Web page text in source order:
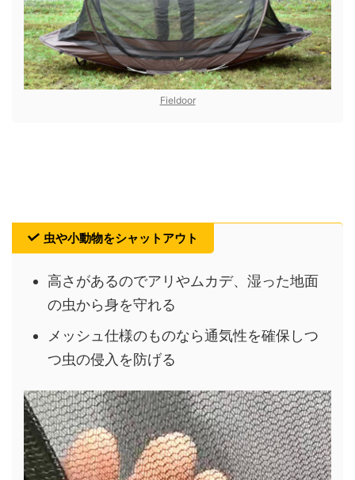
Fieldoor
虫や小動物をシャットアウト
高さがあるのでアリやムカデ、湿った地面
の虫から身を守れる
メッシュ仕様のものなら通気性を確保しつ
つ虫の侵入を防げる